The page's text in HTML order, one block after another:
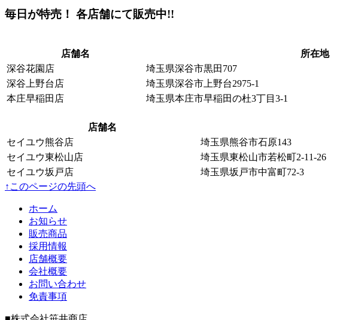
毎日が特売！ 各店舗にて販売中!!
店舗名
所在地
深谷花園店
埼玉県深谷市黒田707
深谷上野台店
埼玉県深谷市上野台2975-1
本庄早稲田店
埼玉県本庄市早稲田の杜3丁目3-1
店舗名
セイユウ熊谷店
埼玉県熊谷市石原143
セイユウ東松山店
埼玉県東松山市若松町2-11-26
セイユウ坂戸店
埼玉県坂戸市中富町72-3
↑このページの先頭へ
ホーム
お知らせ
販売商品
採用情報
店舗概要
会社概要
お問い合わせ
免責事項